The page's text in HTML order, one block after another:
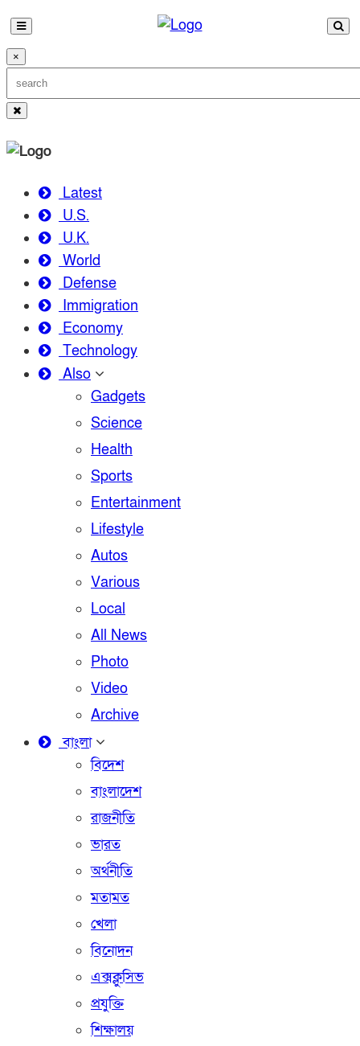
×
Latest
U.S.
U.K.
World
Defense
Immigration
Economy
Technology
Also
Gadgets
Science
Health
Sports
Entertainment
Lifestyle
Autos
Various
Local
All News
Photo
Video
Archive
বাংলা
বিদেশ
বাংলাদেশ
রাজনীতি
ভারত
অর্থনীতি
মতামত
খেলা
বিনোদন
এক্সক্লুসিভ
প্রযুক্তি
শিক্ষালয়